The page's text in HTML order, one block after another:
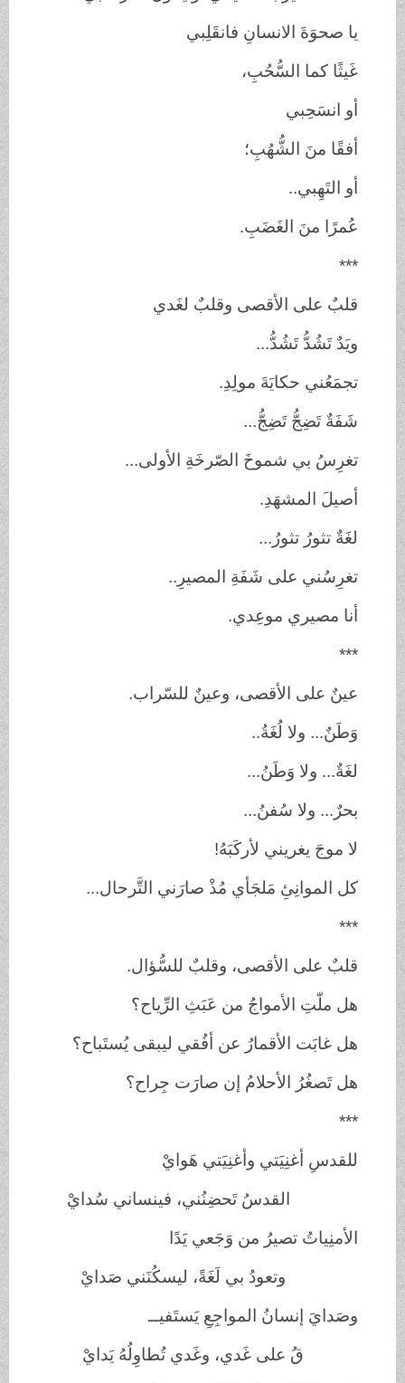
يا صحوَةَ الانسانِ فانقَلِبي
غَيثًا كما السُّحُبِ،
أو انسَحِبي
أفقًا منَ الشُّهُبِ؛
أو التَهِبي..
عُمرًا منَ الغَضَبِ.
***
قلبٌ على الأقصى وقلبٌ لغَدي
ويَدٌ تَشُدُّ تَشُدُّ...
تجمَعُني حكايَةَ مولِدِ.
شَفَةٌ تَضِجُّ تَضِجُّ...
تغرِسُ بي شموخَ الصّرخَةِ الأولى...
أصيلَ المشهَدِ.
لغَةٌ تثورُ تثورُ...
تغرِسُني على شَفَةِ المصيرِ..
أنا مصيري موعِدي.
***
عينٌ على الأقصى، وعينٌ للسّراب.
وَطَنٌ... ولا لُغَةُ..
لغَةٌ... ولا وَطَنُ...
بحرٌ... ولا سُفنُ...
لا موجَ يغريني لأركَبَهُ!
كل الموانِئِ مَلجَأي مُذْ صارَني التَّرحال...
***
قلبٌ على الأقصى، وقلبٌ للسُّؤال.
هل ملّتِ الأمواجُ من عَبَثِ الرِّياح؟
هل غابَت الأقمارُ عن أفُقي ليبقى يُستَباح؟
هل تَصغُرُ الأحلامُ إن صارَت جِراح؟
***
للقدسِ أغنِيَتي وأغنِيَتي هَوايْ
القدسُ تَحضِنُني، فينساني سُدايْ
الأمنِياتُ تصيرُ من وَجَعي يَدًا
وتعودُ بي لَغَةً، ليسكُنَني صَدايْ
وصَدايَ إنسانُ المواجِعِ يَستَفيــ
قُ على غَدي، وغَدي تُطاوِلُهُ يَدايْ